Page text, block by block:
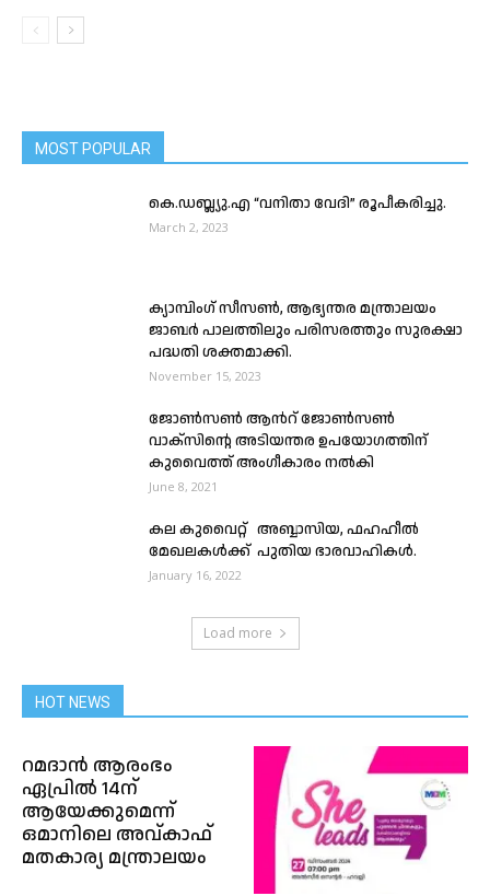
MOST POPULAR
കെ.ഡബ്ല്യു.എ “വനിതാ വേദി” രൂപീകരിച്ചു.
March 2, 2023
ക്യാമ്പിംഗ് സീസൺ, ആഭ്യന്തര മന്ത്രാലയം
ജാബർ പാലത്തിലും പരിസരത്തും സുരക്ഷാ
പദ്ധതി ശക്തമാക്കി.
November 15, 2023
ജോൺസൺ ആൻറ് ജോൺസൺ
വാക്സിൻ്റെ അടിയന്തര ഉപയോഗത്തിന്
കുവൈത്ത് അംഗീകാരം നൽകി
June 8, 2021
കല കുവൈറ്റ് അബ്ബാസിയ, ഫഹഹീൽ
മേഖലകൾക്ക് പുതിയ ഭാരവാഹികൾ.
January 16, 2022
Load more
HOT NEWS
റമദാൻ ആരംഭം
ഏപ്രിൽ 14ന്
ആയേക്കുമെന്ന്
ഒമാനിലെ അവ്കാഫ്
മതകാര്യ മന്ത്രാലയം